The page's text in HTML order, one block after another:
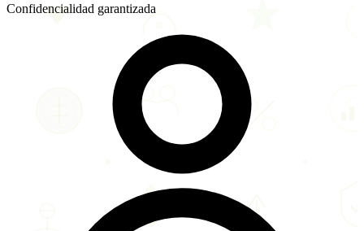
Confidencialidad garantizada